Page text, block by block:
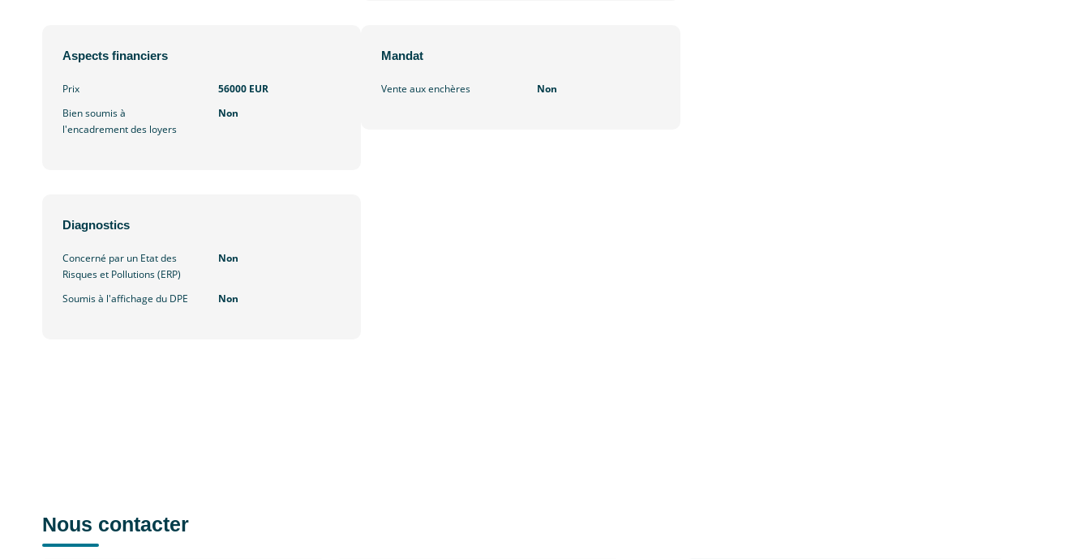
Aspects financiers
Prix
56000 EUR
Bien soumis à
l'encadrement des loyers
Non
Mandat
Vente aux enchères Non
Diagnostics
Concerné par un Etat des
Risques et Pollutions (ERP)
Non
Soumis à l'affichage du DPE Non
Nous contacter